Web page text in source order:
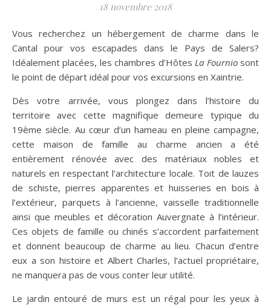
18 novembre 2018
Vous recherchez un hébergement de charme dans le
Cantal pour vos escapades dans le Pays de Salers?
Idéalement placées, les chambres d’HôtesLa Fourniosont
le point de départ idéal pour vos excursions en Xaintrie.
Dès votre arrivée, vous plongez dans l’histoire du
territoire avec cette magnifique demeure typique du
19ème siècle. Au cœur d’un hameau en pleine campagne,
cette maison de famille au charme ancien a été
entièrement rénovée avec des matériaux nobles et
naturels en respectant l’architecture locale. Toit de lauzes
de schiste, pierres apparentes et huisseries en bois à
l’extérieur, parquets à l’ancienne, vaisselle traditionnelle
ainsi que meubles et décoration Auvergnate à l’intérieur.
Ces objets de famille ou chinés s’accordent parfaitement
et donnent beaucoup de charme au lieu. Chacun d’entre
eux a son histoire et Albert Charles, l’actuel propriétaire,
ne manquera pas de vous conter leur utilité.
Le jardin entouré de murs est un régal pour les yeux à